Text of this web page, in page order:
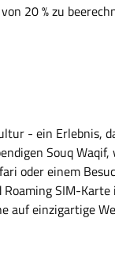
20 % zu
- ein Erlebnis,
Souq
oder einem
SIM-
auf einzigartige